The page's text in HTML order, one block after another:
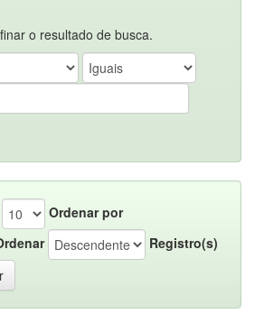
o resultado de busca.
Ordenar por
Registro(s)